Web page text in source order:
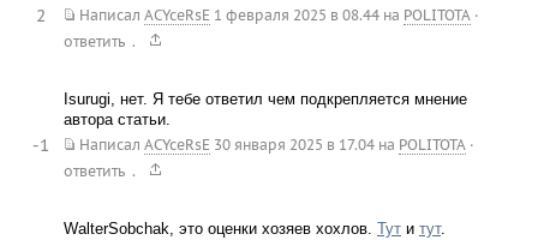
Написал ACYceRsE 1 февраля 2025 в 08.44на POLITOTA ·
ответить .
2
Isurugi, нет. Я тебе ответил чем подкрепляется мнение
автора статьи.
Написал ACYceRsE 30 января 2025 в 17.04на POLITOTA ·
ответить .
-1
WalterSobchak, это оценки хозяев хохлов. Тути тут.